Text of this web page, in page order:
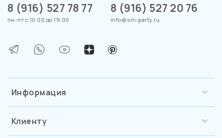
Информация
Клиенту
8 (916) 527 78 77
пн-пт с 10:00 до 19:00
8 (916) 527 20 76
info@sm-party.ru